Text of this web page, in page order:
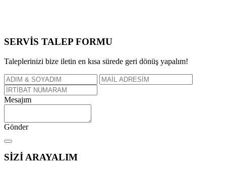
SERVİS TALEP FORMU
Taleplerinizi bize iletin en kısa sürede geri dönüş yapalım!
Mesajım
Gönder
SİZİARAYALIM